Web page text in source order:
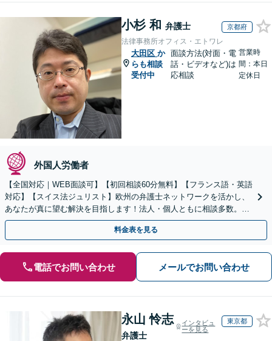
小杉 和 弁護士 京都府
法律事務所オフィス・エトワレ
大田区 か
らも相談
受付中
面談方法(対面・電
話・ビデオなど)は
応相談
営業時
間：本日
定休日
外国人労働者
【全国対応｜WEB面談可】【初回相談60分無料】【フランス語・英語
対応】【スイス法ジュリスト】欧州の弁護士ネットワークを活かし、
あなたが真に望む解決を目指します！法人・個人ともに相談多数。細
やかな連絡と粘り強い交渉を徹底【休日・夜間相談可】
料金表を見る
電話でお問い合わせ メールでお問い合わせ
永山 怜志
弁護士
インタビュ
ーを見る
東京都